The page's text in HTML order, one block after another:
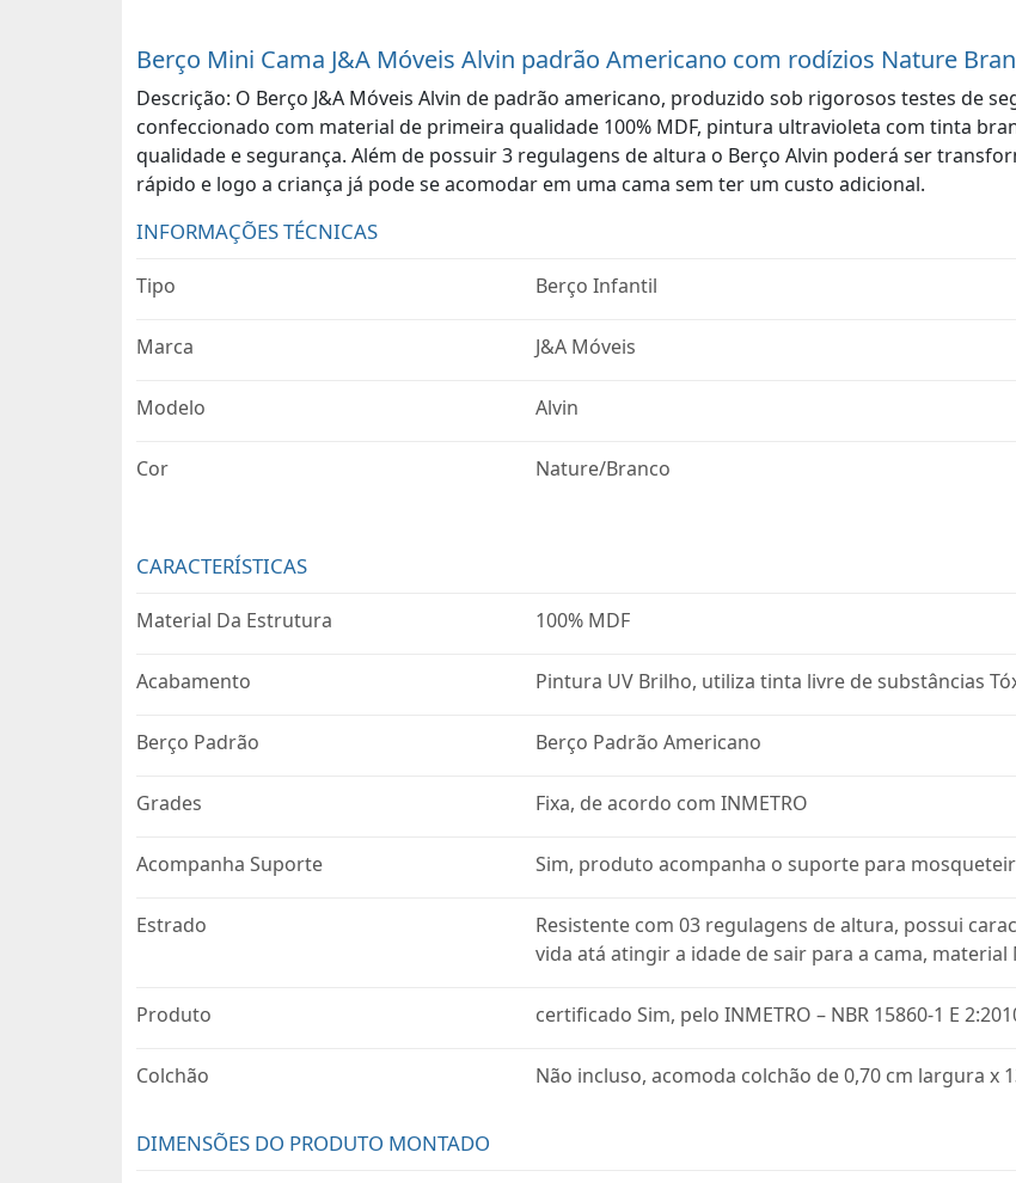
Berço Mini Cama J&A Móveis Alvin padrão Americano com rodízios Nature
Descrição: O Berço J&A Móveis Alvin de padrão americano, produzido sob rigorosos testes de
confeccionado com material de primeira qualidade 100% MDF, pintura ultravioleta com tinta
qualidade e segurança. Além de possuir 3 regulagens de altura o Berço Alvin poderá ser
rápido e logo a criança já pode se acomodar em uma cama sem ter um custo adicional.
INFORMAÇÕES TÉCNICAS
Tipo Berço Infantil
Marca J&A Móveis
Modelo Alvin
Cor Nature/Branco
CARACTERÍSTICAS
Material Da Estrutura 100% MDF
Acabamento Pintura UV Brilho, utiliza tinta livre de substâncias
Berço Padrão Berço Padrão Americano
Grades Fixa, de acordo com INMETRO
Acompanha Suporte Sim, produto acompanha o suporte para
Estrado
Resistente com 03 regulagens de altura, possui
vida atá atingir a idade de sair para a cama, material
Produto certificado Sim, pelo INMETRO – NBR 15860-1 E
Colchão Não incluso, acomoda colchão de 0,70 cm largura x
DIMENSÕES DO PRODUTO MONTADO